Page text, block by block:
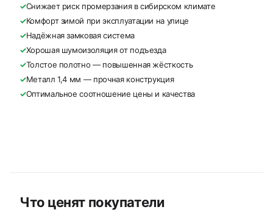
✓Снижает риск промерзания в сибирском климате
✓Комфорт зимой при эксплуатации на улице
✓Надёжная замковая система
✓Хорошая шумоизоляция от подъезда
✓Толстое полотно — повышенная жёсткость
✓Металл 1,4 мм — прочная конструкция
✓Оптимальное соотношение цены и качества
Что ценят покупатели